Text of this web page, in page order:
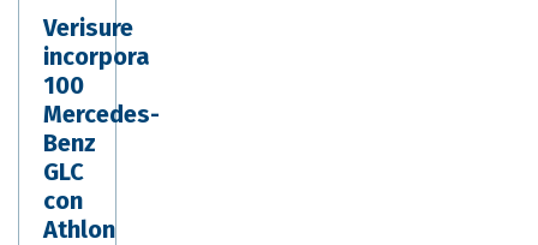
Verisure
incorpora
100
Mercedes-
Benz
GLC
con
Athlon